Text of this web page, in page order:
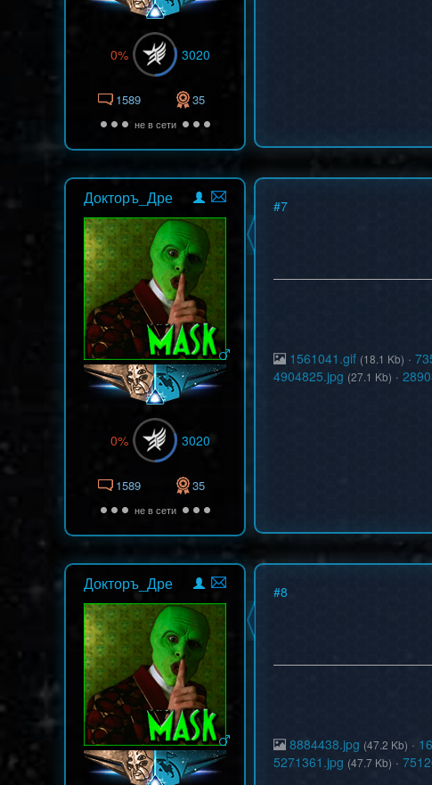
0% 3020
1589 35
не в сети
Докторъ_Дре
0% 3020
1589 35
не в сети
#7
1561041.gif (18.1 Kb) ·
4904825.jpg (27.1 Kb) ·
Докторъ_Дре #8
8884438.jpg (47.2 Kb) ·
5271361.jpg (47.7 Kb) ·